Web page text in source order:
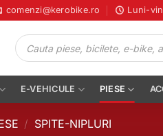
comenzi@kerobike.ro Luni-
Products
search
E-VEHICULE PIESE
/ SPITE-NIPLURI